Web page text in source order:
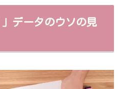
データのウソの見